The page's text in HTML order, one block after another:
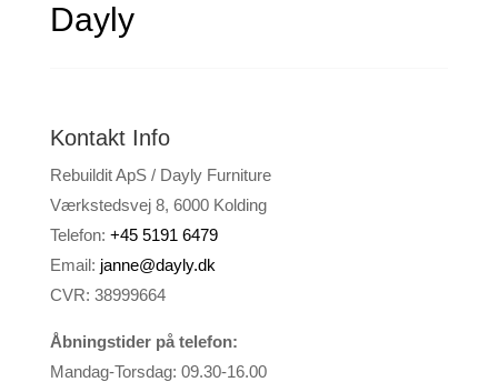
Dayly
Kontakt Info
Rebuildit ApS / Dayly Furniture
Værkstedsvej 8, 6000 Kolding
Telefon: +45 5191 6479
Email: janne@dayly.dk
CVR: 38999664
Åbningstider på telefon:
Mandag-Torsdag: 09.30-16.00